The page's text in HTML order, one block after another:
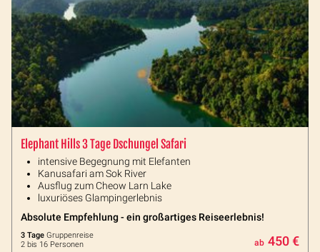
Elephant Hills 3 Tage Dschungel Safari
intensive Begegnung mit Elefanten
Kanusafari am Sok River
Ausflug zum Cheow Larn Lake
luxuriöses Glampingerlebnis
Absolute Empfehlung - ein großartiges Reiseerlebnis!
3 Tage Gruppenreise
2 bis 16 Personen
ab 450 €